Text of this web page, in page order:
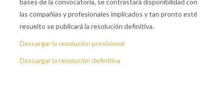
las compañías y profesionales implicados y tan pronto esté
resuelto se publicará la resolución definitiva.
Descargar la resolución provisional
Descargar la resolución definitiva